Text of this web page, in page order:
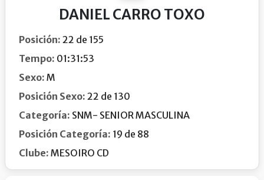
DANIEL CARRO TOXO
Posición: 22 de 155
Tempo: 01:31:53
Sexo: M
Posición Sexo: 22 de 130
Categoría: SNM- SENIOR MASCULINA
Posición Categoría: 19 de 88
Clube: MESOIRO CD